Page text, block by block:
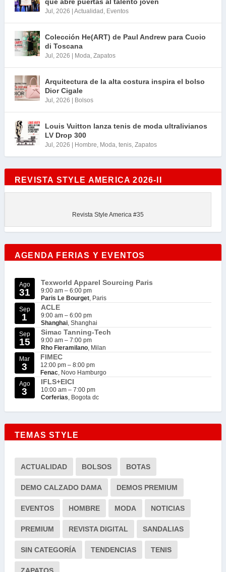
que abre puertas al talento joven
Jul, 2026 Actualidad , Eventos
Colección He(ART) de Paul Andrew para Cuoio
di Toscana
Jul, 2026 Moda, Zapatos
Arquitectura de la alta costura inspira el bolso
Dior Cigale
Jul, 2026 Bolsos
Louis Vuitton lanza tenis de moda ultralivianos
LV Drop 300
Jul, 2026 Hombre, Moda, tenis, Zapatos
REVISTA STYLE AMERICA 2026-II
Revista Style America #35
AGENDA FERIAS Y EVENTOS
Ago
31
Texworld Apparel Sourcing Paris
9:00 am – 6:00 pm
Paris Le Bourget, Paris
Sep
1
ACLE
9:00 am – 6:00 pm
Shanghai, Shanghai
Sep
15
Simac Tanning-Tech
9:00 am – 7:00 pm
Rho Fieramilano, Milan
Mar
3
FIMEC
12:00 pm – 8:00 pm
Fenac, Novo Hamburgo
Ago
3
IFLS+EICI
10:00 am – 7:00 pm
Corferias, Bogota dc
TEMAS STYLE
ACTUALIDAD BOLSOS BOTAS
DEMO CALZADO DAMA DEMOS PREMIUM
EVENTOS HOMBRE MODA NOTICIAS
PREMIUM REVISTA DIGITAL SANDALIAS
SIN CATEGORÍA TENDENCIAS TENIS